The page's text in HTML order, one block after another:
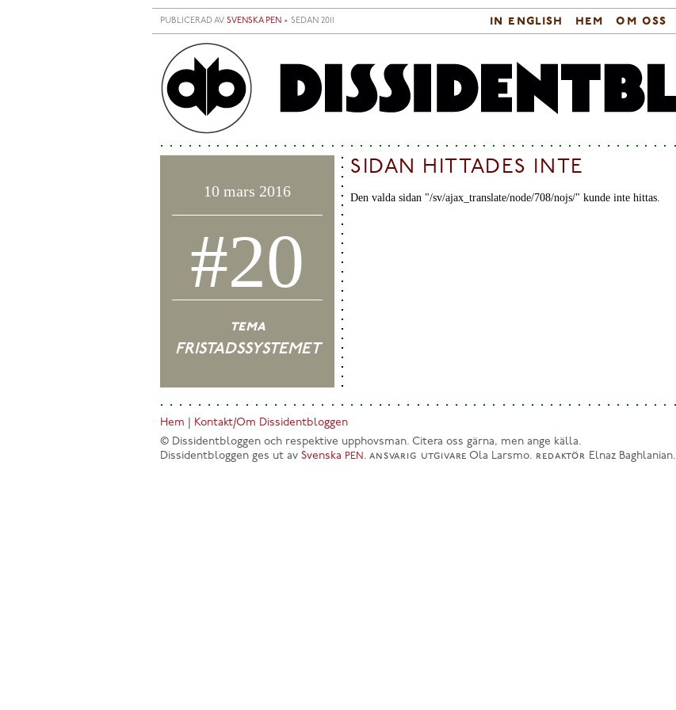
in english
Huvudmeny
hem om oss
PUBLICERAD AV SVENSKA PEN • SEDAN 2011
SIDAN HITTADES INTE
Den valda sidan "/sv/ajax_translate/node/708/nojs/" kunde inte hittas.
10 mars 2016
#20
tema
FRISTADSSYSTEMET
Hem
Kontakt/Om Dissidentbloggen
© Dissidentbloggen och respektive upphovsman. Citera oss gärna, men ange källa.
Dissidentbloggen ges ut av Svenska PEN . ansvarig utgivare Ola Larsmo. redaktör Elnaz Baghlanian.